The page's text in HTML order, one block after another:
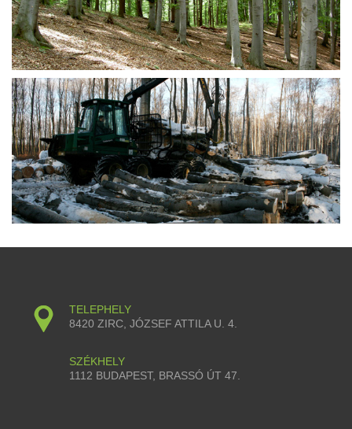
TELEPHELY
8420 ZIRC, JÓZSEF ATTILA U. 4.
SZÉKHELY
1112 BUDAPEST, BRASSÓ ÚT 47.